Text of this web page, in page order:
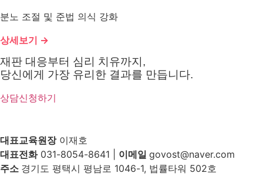
분노 조절 및 준법 의식 강화
상세보기 →
재판 대응부터 심리 치유까지,
당신에게 가장 유리한 결과를 만듭니다.
상담신청하기
대표교육원장이재호
대표전화031-8054-8641 | 이메일 govost@naver.com
주소 경기도 평택시 평남로 1046-1, 법률타워 502호